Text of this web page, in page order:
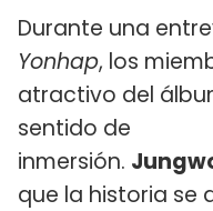
Durante una
Yonhap, los
atractivo del
sentido de
inmersión.
que la historia se